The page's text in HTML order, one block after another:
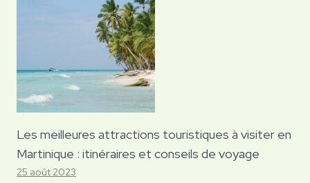
Les meilleures attractions touristiques à visiter en
Martinique : itinéraires et conseils de voyage
25 août 2023